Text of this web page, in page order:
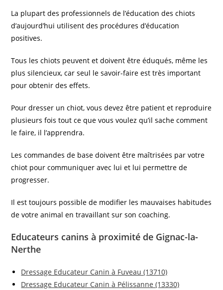
La plupart des professionnels de l’éducation des chiots
d’aujourd’hui utilisent des procédures d’éducation
positives.
Tous les chiots peuvent et doivent être éduqués, même les
plus silencieux, car seul le savoir-faire est très important
pour obtenir des effets.
Pour dresser un chiot, vous devez être patient et reproduire
plusieurs fois tout ce que vous voulez qu’il sache comment
le faire, il l’apprendra.
Les commandes de base doivent être maîtrisées par votre
chiot pour communiquer avec lui et lui permettre de
progresser.
Il est toujours possible de modifier les mauvaises habitudes
de votre animal en travaillant sur son coaching.
Educateurs canins à proximité de Gignac-la-
Nerthe
Dressage Educateur Canin à Fuveau (13710)
Dressage Educateur Canin à Pélissanne (13330)